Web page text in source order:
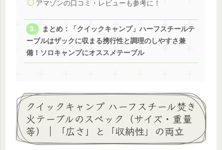
アマゾンの口コミ・レビューも参考に！
まとめ：「クイックキャンプ」ハーフスチールテ
ーブルはザックに収まる携行性と調理のしやすさ兼
備！ソロキャンプにオススメテーブル
クイックキャンプ ハーフスチール焚き
火テーブルのスペック（サイズ・重量
等）｜「広さ」と「収納性」の両立